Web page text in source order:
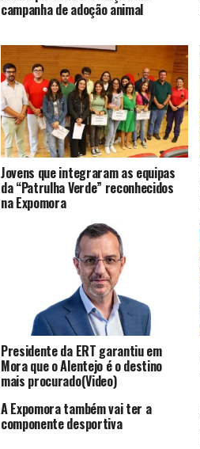
campanha de adoção animal
Jovens que integraram as equipas
da “Patrulha Verde” reconhecidos
na Expomora
Presidente da ERT garantiu em
Mora que o Alentejo é o destino
mais procurado(Video)
A Expomora também vai ter a
componente desportiva